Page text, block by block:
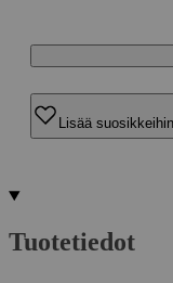
Lisää
Tuotetiedot